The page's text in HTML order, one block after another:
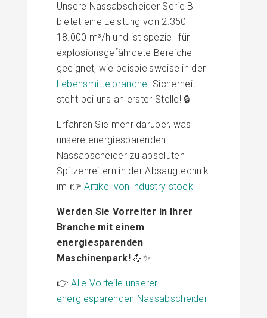
Unsere Nassabscheider Serie B
bietet eine Leistung von 2.350–
18.000 m³/h und ist speziell für
explosionsgefährdete Bereiche
geeignet, wie beispielsweise in der
Lebensmittelbranche. Sicherheit
steht bei uns an erster Stelle! 🔒
Erfahren Sie mehr darüber, was
unsere energiesparenden
Nassabscheider zu absoluten
Spitzenreitern in der Absaugtechnik
im 👉Artikel von industry stock
Werden Sie Vorreiter in Ihrer
Branche mit einem
energiesparenden
Maschinenpark! 💪✨
👉Alle Vorteile unserer
energiesparenden Nassabscheider